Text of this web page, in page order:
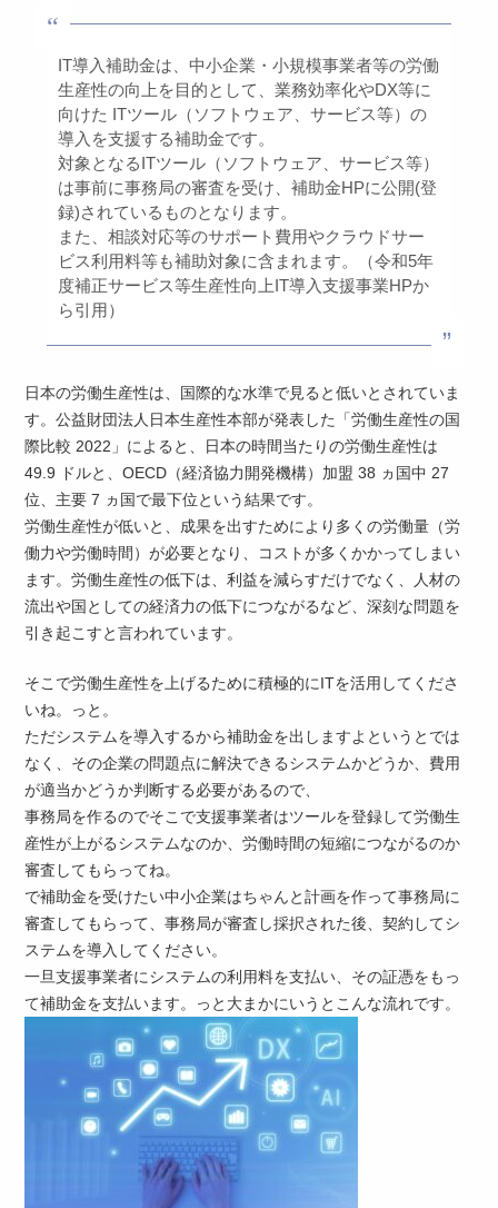
IT導入補助金は、中小企業・小規模事業者等の労働
生産性の向上を目的として、業務効率化やDX等に
向けた ITツール（ソフトウェア、サービス等）の
導入を支援する補助金です。
対象となるITツール（ソフトウェア、サービス等）
は事前に事務局の審査を受け、補助金HPに公開(登
録)されているものとなります。
また、相談対応等のサポート費用やクラウドサー
ビス利用料等も補助対象に含まれます。（令和5年
度補正サービス等生産性向上IT導入支援事業HPか
ら引用）
日本の労働生産性は、国際的な水準で見ると低いとされていま
す。公益財団法人日本生産性本部が発表した「労働生産性の国
際比較 2022」によると、日本の時間当たりの労働生産性は
49.9 ドルと、OECD（経済協力開発機構）加盟 38 ヵ国中 27
位、主要 7 ヵ国で最下位という結果です。
労働生産性が低いと、成果を出すためにより多くの労働量（労
働力や労働時間）が必要となり、コストが多くかかってしまい
ます。労働生産性の低下は、利益を減らすだけでなく、人材の
流出や国としての経済力の低下につながるなど、深刻な問題を
引き起こすと言われています。
そこで労働生産性を上げるために積極的にITを活用してくださ
いね。っと。
ただシステムを導入するから補助金を出しますよというとでは
なく、その企業の問題点に解決できるシステムかどうか、費用
が適当かどうか判断する必要があるので、
事務局を作るのでそこで支援事業者はツールを登録して労働生
産性が上がるシステムなのか、労働時間の短縮につながるのか
審査してもらってね。
で補助金を受けたい中小企業はちゃんと計画を作って事務局に
審査してもらって、事務局が審査し採択された後、契約してシ
ステムを導入してください。
一旦支援事業者にシステムの利用料を支払い、その証憑をもっ
て補助金を支払います。っと大まかにいうとこんな流れです。